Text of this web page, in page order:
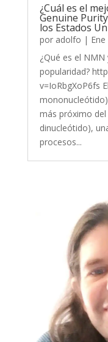
¿Cuál es el
Genuine
los Estados
por adolfo |
¿Qué es el
popularidad?
v=IoRbgXoP6fs
más próximo
dinucleótido),
procesos...